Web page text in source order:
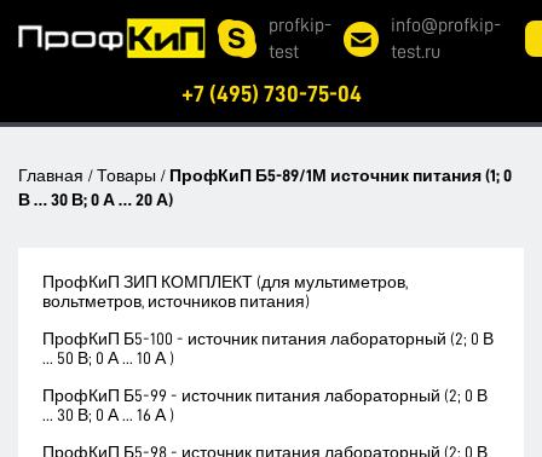
profkip-
test
info@profkip-
test.ru
+7 (495) 730-75-04
Главная / Товары / ПрофКиП Б5-89/1М источник питания (1; 0
В … 30 В; 0 А … 20 А)
ПрофКиП ЗИП КОМПЛЕКТ (для мультиметров,
вольтметров, источников питания)
ПрофКиП Б5-100 - источник питания лабораторный (2; 0 В
... 50 В; 0 А ... 10 А )
ПрофКиП Б5-99 - источник питания лабораторный (2; 0 В
... 30 В; 0 А ... 16 А )
ПрофКиП Б5-98 - источник питания лабораторный (2; 0 В